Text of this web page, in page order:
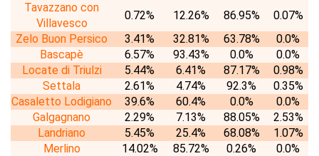
Tavazzano con
Villavesco
0.72% 12.26% 86.95%
0.07%
Zelo Buon Persico
3.41% 32.81% 63.78%
0.0%
Bascapè
6.57% 93.43% 0.0%
0.0%
Locate di Triulzi
5.44% 6.41% 87.17%
0.98%
Settala
2.61% 4.74% 92.3%
0.35%
Casaletto Lodigiano
39.6% 60.4% 0.0%
0.0%
Galgagnano
2.29% 7.13% 88.05%
2.53%
Landriano
5.45% 25.4% 68.08%
1.07%
Merlino
14.02% 85.72% 0.26%
0.0%